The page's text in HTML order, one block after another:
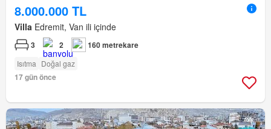
8.000.000 TL
Villa Edremit, Van ili içinde
3 2 160 metrekare
Isıtma Doğal gaz
17 gün önce